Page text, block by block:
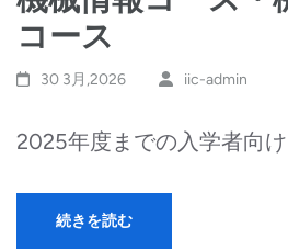
コース
30 3月,2026 iic-admin
2025年度までの入学者向
続きを読む